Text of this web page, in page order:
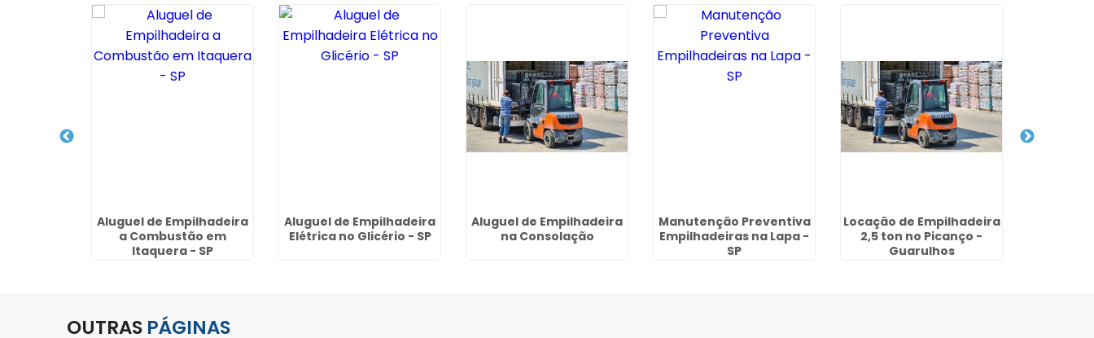
Aluguel de Empilhadeira
a Combustão em
Itaquera - SP
Aluguel de Empilhadeira
Elétrica no Glicério - SP
Aluguel de Empilhadeira
na Consolação
Manutenção Preventiva
Empilhadeiras na Lapa -
SP
Locação de Empilhadeira
2,5 ton no Picanço -
Guarulhos
OUTRAS PÁGINAS